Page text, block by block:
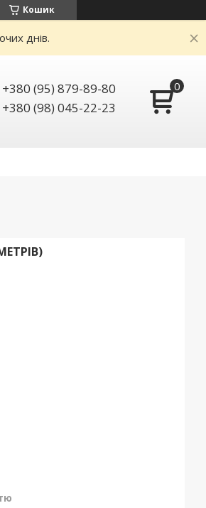
Кошик
днів.
+380 (95) 879-89-80
+380 (98) 045-22-23